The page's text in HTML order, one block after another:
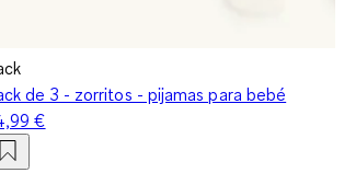
de 3 - zorritos - pijamas para bebé
€